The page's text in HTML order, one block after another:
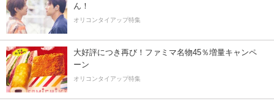
ん！
オリコンタイアップ特集
大好評につき再び！ファミマ名物45％増量キャンペ
ーン
オリコンタイアップ特集